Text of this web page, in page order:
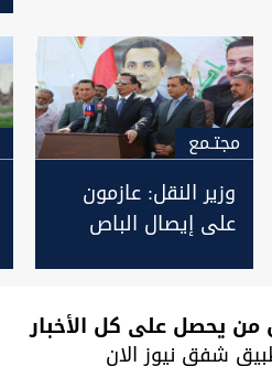
مجتـمع
وزير النقل: عازمون
على إيصال الباص
من يحصل على كل الأخبار
شفق نيوز الان